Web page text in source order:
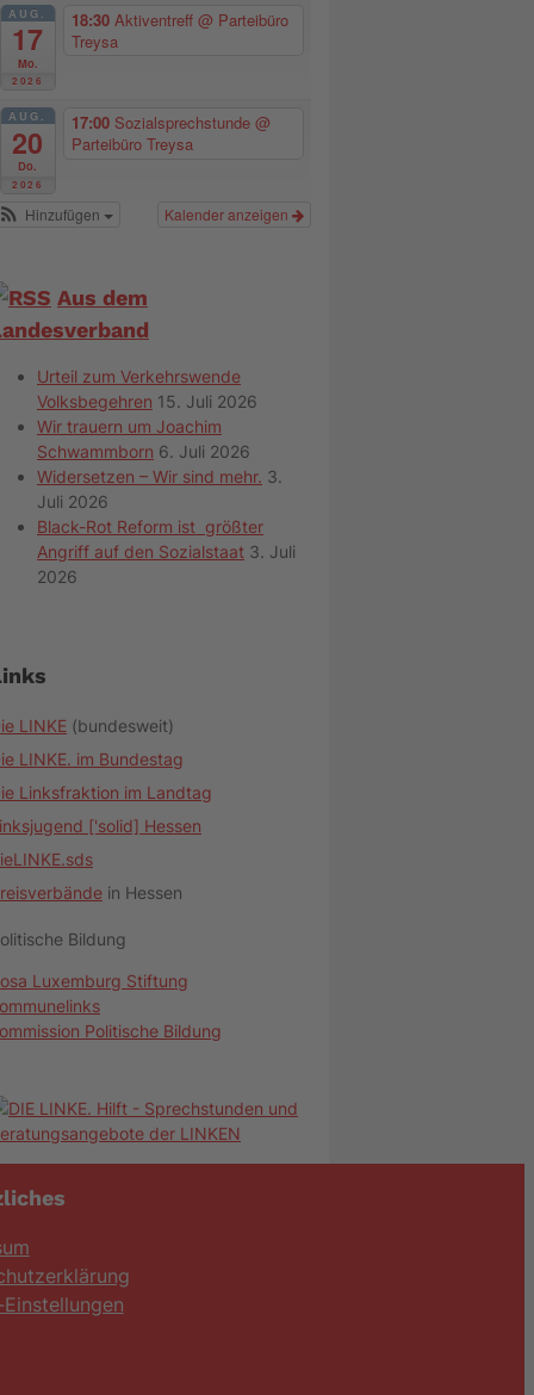
AUG.
17
Mo.
2026
18:30 Aktiventreff @ Parteibüro
Treysa
AUG.
20
Do.
2026
17:00 Sozialsprechstunde @
Parteibüro Treysa
Kalender anzeigen
Hinzufügen
Aus dem
Urteil zum Verkehrswende
Volksbegehren 15. Juli 2026
Wir trauern um Joachim
Schwammborn 6. Juli 2026
Widersetzen – Wir sind mehr. 3.
Juli 2026
Black-Rot Reform ist größter
Angriff auf den Sozialstaat 3. Juli
2026
LINKE (bundesweit)
LINKE. im Bundestag
Linksfraktion im Landtag
['solid] Hessen
in Hessen
Bildung
Luxemburg Stiftung
Politische Bildung